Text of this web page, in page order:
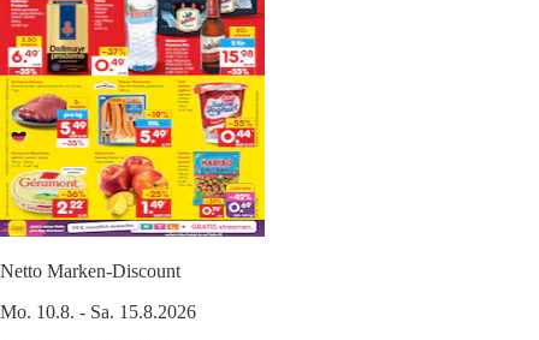
Netto Marken-Discount
Mo. 10.8. - Sa. 15.8.2026